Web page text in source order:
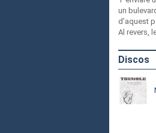
un
d’aquest
Al revers,
Discos